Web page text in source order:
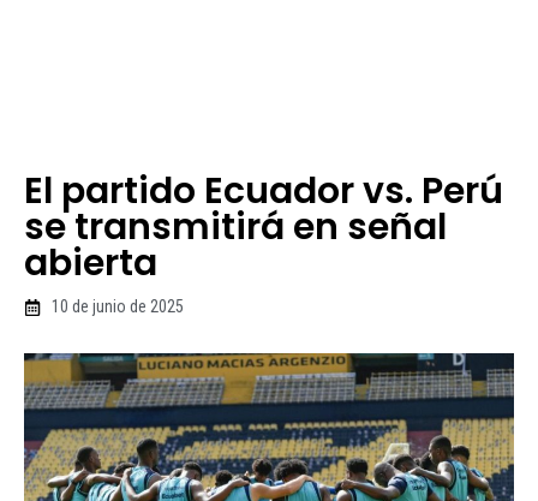
El partido Ecuador vs. Perú
se transmitirá en señal
abierta
10 de junio de 2025